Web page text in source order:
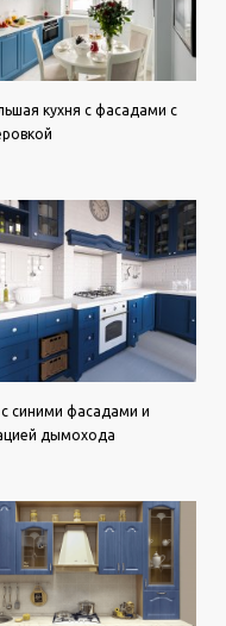
кухня с фасадами с
с синими фасадами и
дымохода